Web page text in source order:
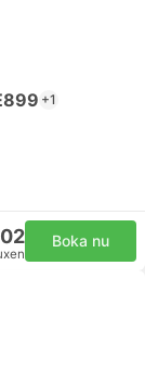
+1
Boka nu